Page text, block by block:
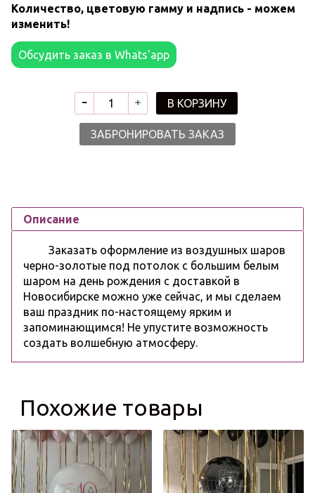
Количество, цветовую гамму и надпись - можем
изменить!
Обсудить заказ в Whats'app
В КОРЗИНУ
ЗАБРОНИРОВАТЬ ЗАКАЗ
Описание
Заказать оформление из воздушных шаров
черно-золотые под потолок с большим белым
шаром на день рождения с доставкой в
Новосибирске можно уже сейчас, и мы сделаем
ваш праздник по-настоящему ярким и
запоминающимся! Не упустите возможность
создать волшебную атмосферу.
Похожие товары